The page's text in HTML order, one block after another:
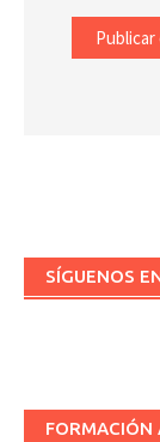
SÍGUENOS
FORMACIÓN